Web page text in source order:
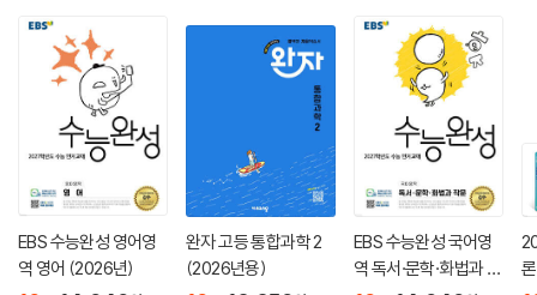
EBS 수능완성 영어영
역 영어 (2026년)
완자 고등 통합과학 2
(2026년용)
EBS 수능완성 국어영
역 독서·문학·화법과 작